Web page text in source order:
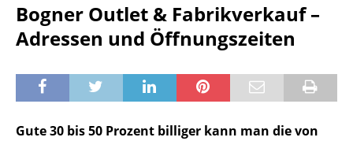
Bogner Outlet & Fabrikverkauf –
Adressen und Öffnungszeiten
Gute 30 bis 50 Prozent billiger kann man die von